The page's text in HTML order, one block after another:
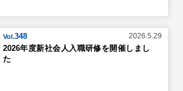
Vol.348
2026年度新社会人入職研修を開催しまし
た
2026.5.29